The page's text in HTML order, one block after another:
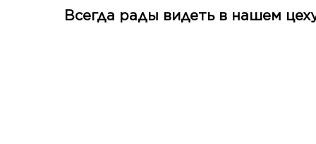
Всегда рады видеть в нашем